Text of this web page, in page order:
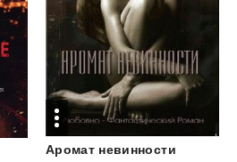
Аромат невинности